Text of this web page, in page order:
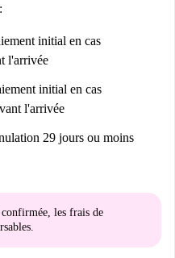
initial en cas
l'arrivée
initial en cas
l'arrivée
29 jours ou moins
les frais de